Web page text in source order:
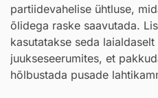
partiidevahelise ühtluse,
õlidega raske saavutada.
kasutatakse seda
juukseseerumites, et
hõlbustada pusade